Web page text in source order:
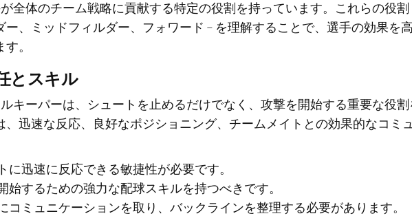
全体のチーム戦略に貢献する特定の役割を持っています。これらの役割
、ミッドフィルダー、フォワード – を理解することで、選手の効果を高
。
とスキル
キーパーは、シュートを止めるだけでなく、攻撃を開始する重要な役割
、迅速な反応、良好なポジショニング、チームメイトとの効果的なコミ
に迅速に反応できる敏捷性が必要です。
始するための強力な配球スキルを持つべきです。
コミュニケーションを取り、バックラインを整理する必要があります。